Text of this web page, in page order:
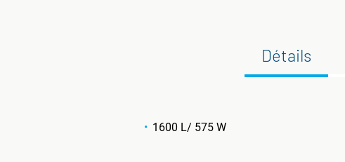
Détails
1600 L/ 575 W